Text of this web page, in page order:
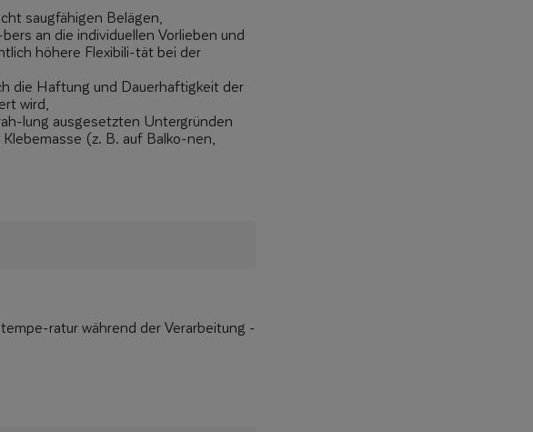
saugfähigen Belägen,
an die individuellen Vorlieben und
höhere Flexibili-tät bei der
die Haftung und Dauerhaftigkeit der
wird,
lung ausgesetzten Untergründen
(z. B. auf Balko-nen,
ratur während der Verarbeitung -